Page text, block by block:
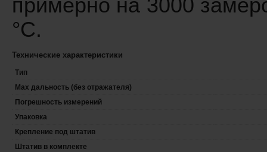
примерно на 3000
°C.
Технические характеристики
Тип
Max дальность (без отражателя)
Погрешность измерений
Упаковка
Крепление под штатив
Штатив в комплекте